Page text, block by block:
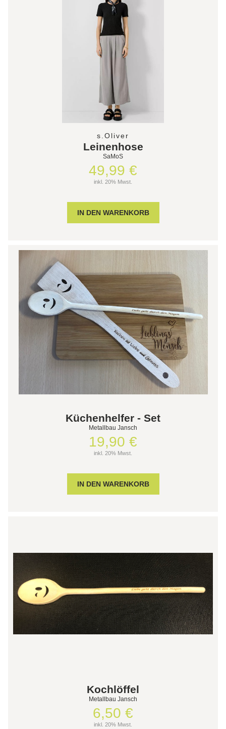
s.Oliver
Leinenhose
SaMoS
49,99 €
inkl. 20% Mwst.
Küchenhelfer - Set
Metallbau Jansch
19,90 €
inkl. 20% Mwst.
Kochlöffel
Metallbau Jansch
6,50 €
inkl. 20% Mwst.